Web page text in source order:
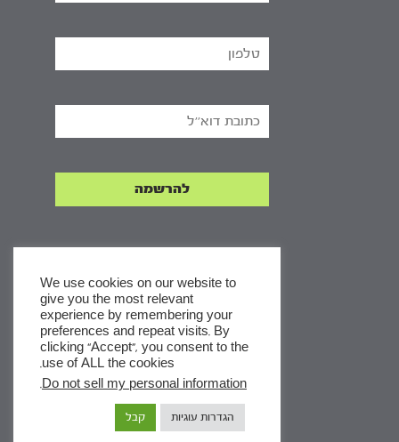
We use cookies on our website to
give you the most relevant
experience by remembering your
preferences and repeat visits. By
clicking “Accept”, you consent to the
use of ALL the cookies.
Do not sell my personal information
.
הגדרות עוגיות קבל
x
לסדרות
ומסלולי לימוד באתר